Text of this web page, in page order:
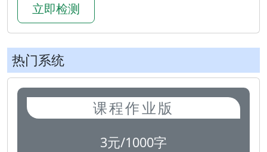
立即检测
热门系统
课程作业版
3元/1000字